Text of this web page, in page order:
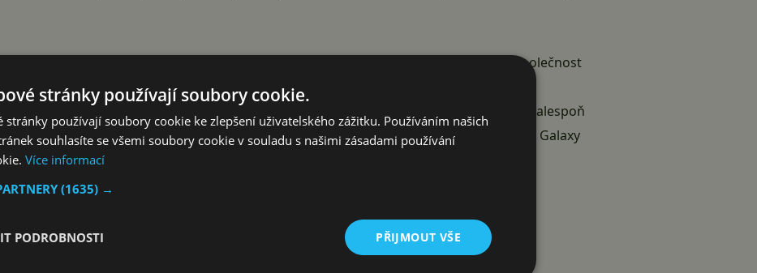
loď Samsungu – Galaxy S5 – zdaleka nenaplnila vysoká očekávání, která do ní společnost
neuspokojivých prodejních výsledků Galaxy S5 bylo minimum inovace v porovnání s
kladně přijatý design a v neposlední řadě vysoká cena. Jak se zdá, Samsung se hodlá (alespoň
a začít se svým vlajkovým modelem od nuly. To dokládá i kódové označení údajného Galaxy
stránky používají soubory cookie.
stránky používají soubory cookie ke zlepšení uživatelského zážitku. Používáním našich
souhlasíte se všemi soubory cookie v souladu s našimi zásadami používání
Více informací
(1635) →
PŘIJMOUT VŠE
PODROBNOSTI